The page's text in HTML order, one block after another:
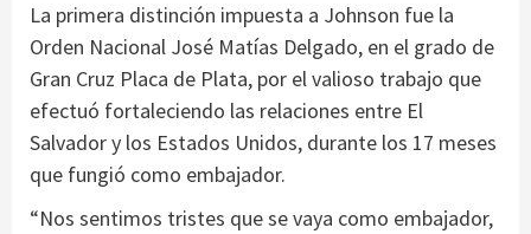
La primera distinción impuesta a Johnson fue la
Orden Nacional José Matías Delgado, en el grado de
Gran Cruz Placa de Plata, por el valioso trabajo que
efectuó fortaleciendo las relaciones entre El
Salvador y los Estados Unidos, durante los 17 meses
que fungió como embajador.
“Nos sentimos tristes que se vaya como embajador,